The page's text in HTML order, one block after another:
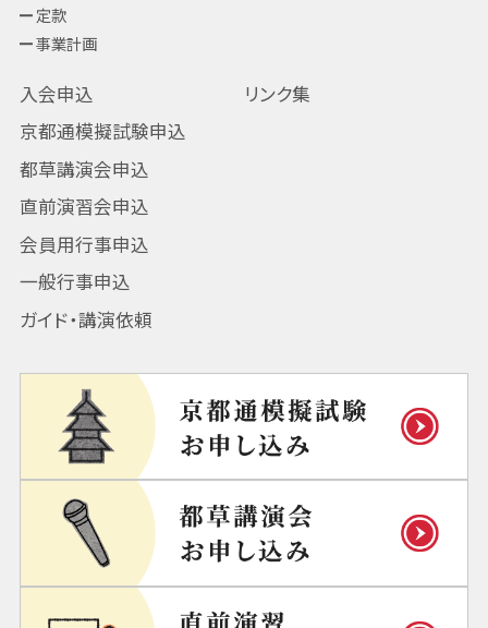
定款
事業計画
入会申込
京都通模擬試験申込
都草講演会申込
直前演習会申込
会員用行事申込
一般行事申込
ガイド・講演依頼
リンク集